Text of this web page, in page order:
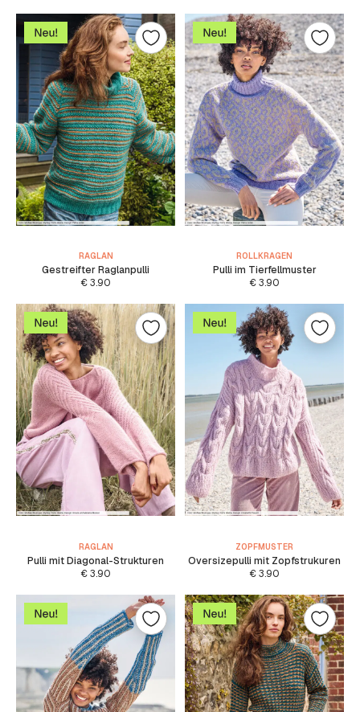
RAGLAN
Gestreifter Raglanpulli
€3.90
ROLLKRAGEN
Pulli im Tierfellmuster
€3.90
RAGLAN
Pulli mit Diagonal-Strukturen
€3.90
ZOPFMUSTER
Oversizepulli mit Zopfstrukuren
€3.90